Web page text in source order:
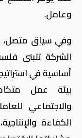
وعامل.
وفي سياق متصل،
الشركة تتبنى
أساسية في
بيئة عمل
والاجتماعي
الكفاءة